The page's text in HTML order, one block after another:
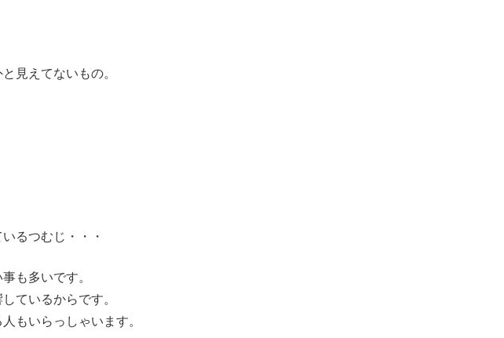
見えてないもの。
るつむじ・・・
も多いです。
ているからです。
もいらっしゃいます。